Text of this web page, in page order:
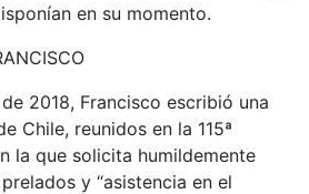
en su momento.
2018, Francisco escribió una
Chile, reunidos en la 115ª
la que solicita humildemente
y “asistencia en el